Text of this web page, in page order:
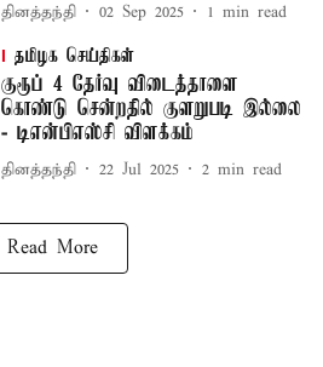
தினத்தந்தி 02 Sep 2025 1 min read
தமிழக செய்திகள்
குரூப் 4 தேர்வு விடைத்தாளை
கொண்டு சென்றதில் குளறுபடி இல்லை
- டிஎன்பிஎஸ்சி விளக்கம்
தினத்தந்தி 22 Jul 2025 2 min read
Read More